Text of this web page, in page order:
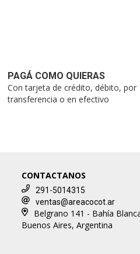
PAGÁ COMO QUIERAS
Con tarjeta de crédito, débito, por
transferencia o en efectivo
CONTACTANOS
291-5014315
ventas@areacocot.ar
Belgrano 141 - Bahía
Buenos Aires, Argentina